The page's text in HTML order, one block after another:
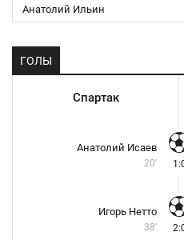
Анатолий Ильин
ГОЛЫ
Спартак
Анатолий Исаев
20'
Игорь Нетто
38'